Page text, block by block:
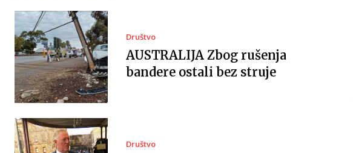
Društvo
AUSTRALIJA Zbog rušenja
bandere ostali bez struje
Društvo